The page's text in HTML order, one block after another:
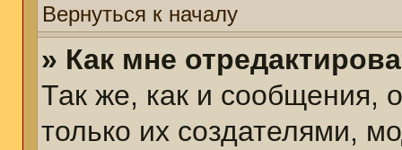
Вернуться к началу
» Как мне
Так же, как и сообщения,
только их создателями,